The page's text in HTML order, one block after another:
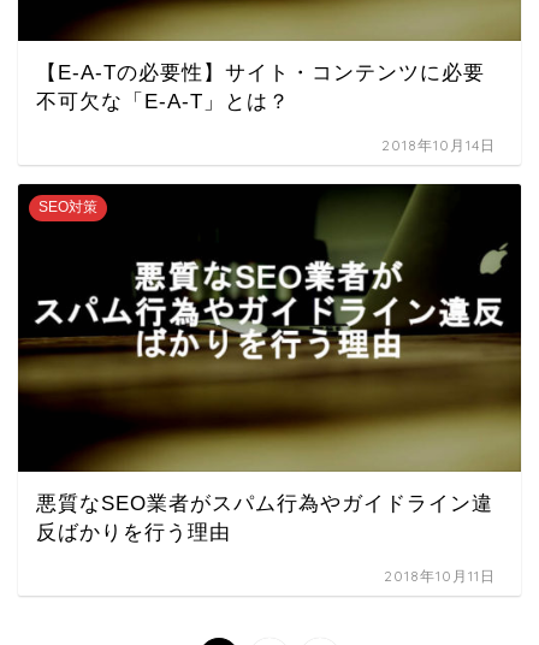
【E-A-Tの必要性】サイト・コンテンツに必要
不可欠な「E-A-T」とは？
2018年10月14日
SEO対策
悪質なSEO業者がスパム行為やガイドライン違
反ばかりを行う理由
2018年10月11日